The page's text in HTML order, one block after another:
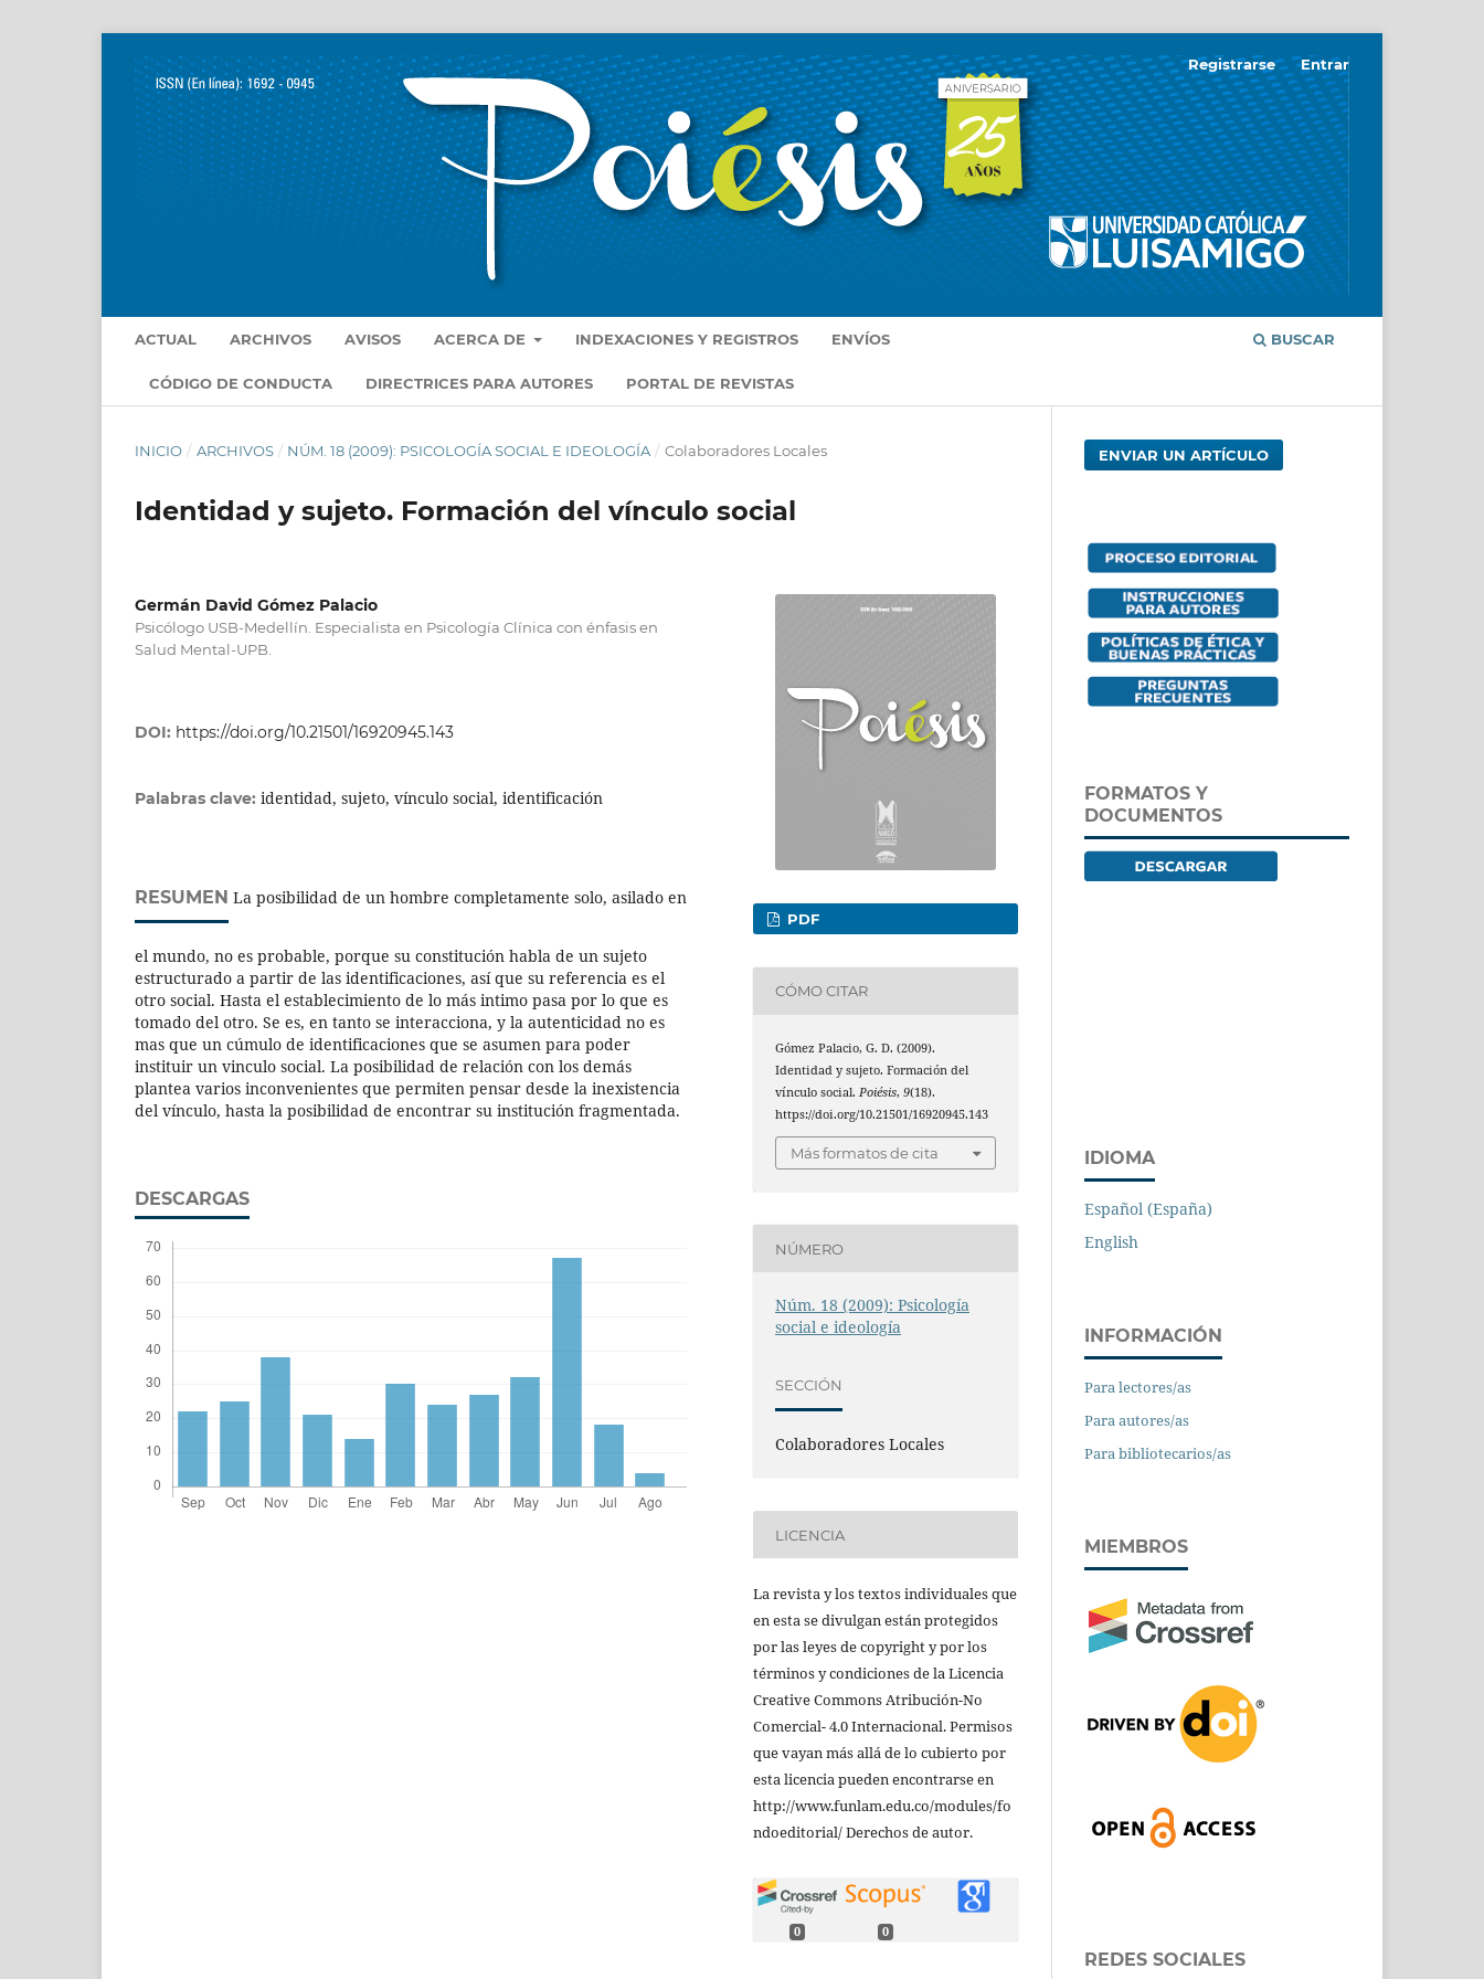
ACTUAL ARCHIVOS AVISOS ACERCA DE INDEXACIONES Y REGISTROS ENVÍOS
CÓDIGO DE CONDUCTA DIRECTRICES PARA AUTORES PORTAL DE REVISTAS
BUSCAR
Registrarse Entrar
INICIO / ARCHIVOS / NÚM. 18 (2009): PSICOLOGÍA SOCIAL E IDEOLOGÍA / Colaboradores Locales
Identidad y sujeto. Formación del vínculo social
Germán David Gómez Palacio
Psicólogo USB-Medellín. Especialista en Psicología Clínica con énfasis en
Salud Mental-UPB.
DOI: https://doi.org/10.21501/16920945.143
Palabras clave: identidad, sujeto, vínculo social, identificación
RESUMEN La posibilidad de un hombre completamente solo, asilado en
el mundo, no es probable, porque su constitución habla de un sujeto
estructurado a partir de las identificaciones, así que su referencia es el
otro social. Hasta el establecimiento de lo más intimo pasa por lo que es
tomado del otro. Se es, en tanto se interacciona, y la autenticidad no es
mas que un cúmulo de identificaciones que se asumen para poder
instituir un vinculo social. La posibilidad de relación con los demás
plantea varios inconvenientes que permiten pensar desde la inexistencia
del vínculo, hasta la posibilidad de encontrar su institución fragmentada.
DESCARGAS
PDF
CÓMO CITAR
Gómez Palacio, G. D. (2009).
Identidad y sujeto. Formación del
vínculo social.Poiésis,9(18).
https://doi.org/10.21501/16920945.143
Más formatos de cita
NÚMERO
Núm. 18 (2009): Psicología
social e ideología
SECCIÓN
Colaboradores Locales
LICENCIA
La revista y los textos individuales que
en esta se divulgan están protegidos
por las leyes de copyright y por los
términos y condiciones de la Licencia
Creative Commons Atribución-No
Comercial- 4.0 Internacional. Permisos
que vayan más allá de lo cubierto por
esta licencia pueden encontrarse en
http://www.funlam.edu.co/modules/fo
ndoeditorial/ Derechos de autor.
0 0
ENVIAR UN ARTÍCULO
FORMATOS Y
DOCUMENTOS
IDIOMA
Español (España)
English
INFORMACIÓN
Para lectores/as
Para autores/as
Para bibliotecarios/as
MIEMBROS
REDES SOCIALES